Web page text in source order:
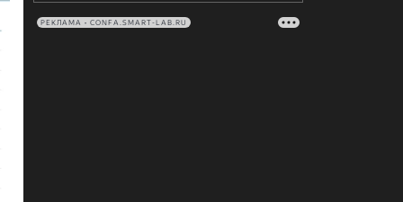
РЕКЛАМА • CONFA.SMART-LAB.RU